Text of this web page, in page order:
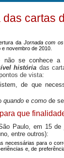
cartas
da Jornada com
novembro de 2010.
se conhece a
história das
de vista:
de que
quandoe comode
que
Paulo, em 15 de
entre outros):
necessárias para o
e, de